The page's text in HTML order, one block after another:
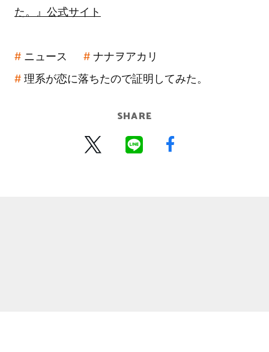
た。』公式サイト
ニュース
ナナヲアカリ
理系が恋に落ちたので証明してみた。
SHARE